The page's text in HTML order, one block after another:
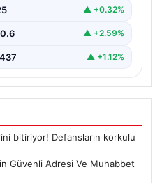
▲ +0.32%
▲ +2.59%
▲ +1.12%
bitiriyor! Defansların korkulu
Güvenli Adresi Ve Muhabbet